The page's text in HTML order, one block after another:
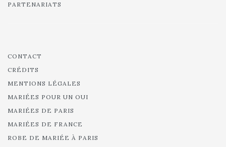
PARTENARIATS
CONTACT
CRÉDITS
MENTIONS LÉGALES
MARIÉES POUR UN OUI
MARIÉES DE PARIS
MARIÉES DE FRANCE
ROBE DE MARIÉE À PARIS